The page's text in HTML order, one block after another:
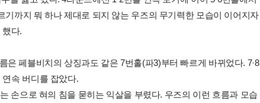
기까지 뭐 하나 제대로 되지 않는 우즈의 무기력한 모습이 이어지자
했다.
은 페블비치의 상징과도 같은 7번홀(파3)부터 빠르게 바뀌었다. 7·8
연속 버디를 잡았다.
손으로 혀의 침을 묻히는 익살을 부렸다. 우즈의 이런 흐름과 모습